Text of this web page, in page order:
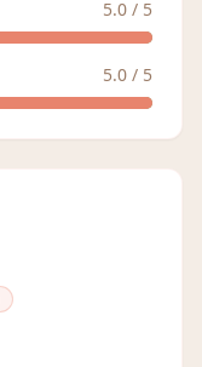
5.0 / 5
5.0 / 5